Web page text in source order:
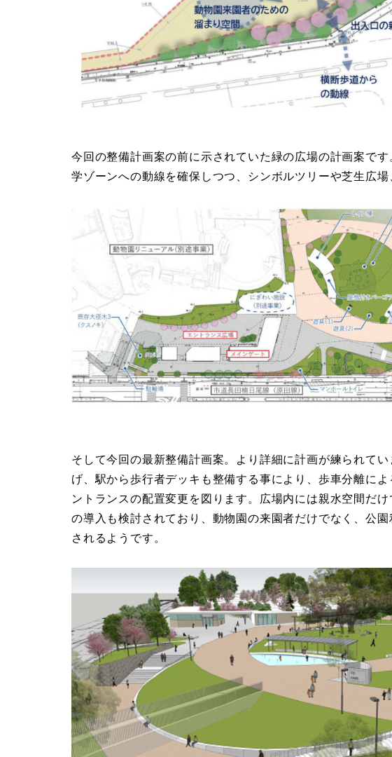
今回の整備計画案の前に示されていた緑の広場の計画案で
学ゾーンへの動線を確保しつつ、シンボルツリーや芝生広場
そして今回の最新整備計画案。より詳細に計画が練られて
げ、駅から歩行者デッキも整備する事により、歩車分離に
ントランスの配置変更を図ります。広場内には親水空間だ
の導入も検討されており、動物園の来園者だけでなく、公
されるようです。